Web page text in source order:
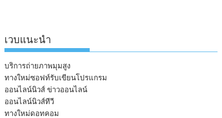
เวบแนะนำ
บริการถ่ายภาพมุมสูง
ทางใหม่ซอฟท์รับเขียนโปรแกรม
ออนไลน์นิวส์ ข่าวออนไลน์
ออนไลน์นิวส์ทีวี
ทางใหม่ดอทคอม